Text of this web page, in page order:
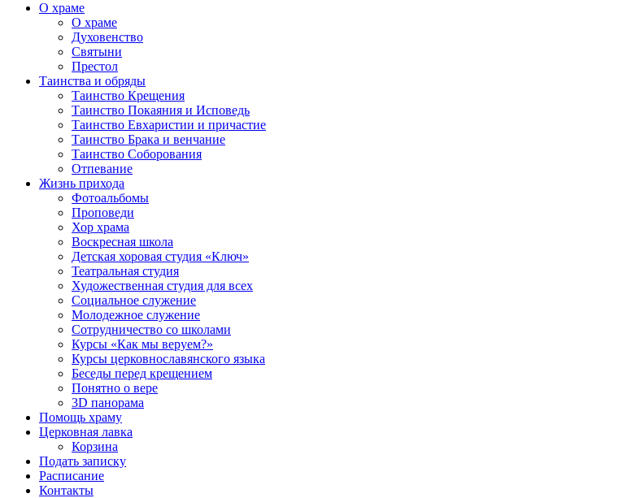
О храме
О храме
Духовенство
Святыни
Престол
Таинства и обряды
Таинство Крещения
Таинство Покаяния и Исповедь
Таинство Евхаристии и причастие
Таинство Брака и венчание
Таинство Соборования
Отпевание
Жизнь прихода
Фотоальбомы
Проповеди
Хор храма
Воскресная школа
Детская хоровая студия «Ключ»
Театральная студия
Х​удожественная студия для всех
Социальное служение
Молодежное служение
Сотрудничество со школами
Курсы «Как мы веруем?»
Курсы церковнославянского языка
Беседы перед крещением
Понятно о вере
3D панорама
Помощь храму
Церковная лавка
Корзина
Подать записку
Расписание
Контакты